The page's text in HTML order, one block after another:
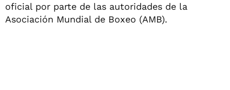
oficial por parte de las autoridades de la
Asociación Mundial de Boxeo (AMB).